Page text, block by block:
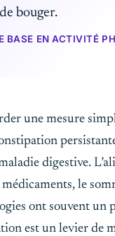
bouger.
BASE EN ACTIVITÉ
une mesure
digestive.
le
ont souvent un
est un levier de